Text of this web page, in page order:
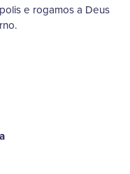
e rogamos a Deus